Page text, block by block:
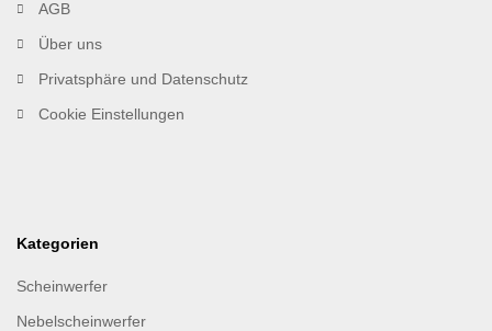
AGB
Über uns
Privatsphäre und Datenschutz
Cookie Einstellungen
Kategorien
Scheinwerfer
Nebelscheinwerfer